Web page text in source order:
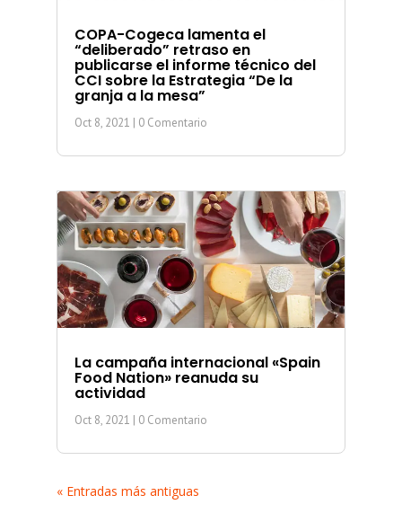
COPA-Cogeca lamenta el
“deliberado” retraso en
publicarse el informe técnico del
CCI sobre la Estrategia “De la
granja a la mesa”
Oct 8, 2021 | 0 Comentario
La campaña internacional «Spain
Food Nation» reanuda su
actividad
Oct 8, 2021 | 0 Comentario
« Entradas más antiguas